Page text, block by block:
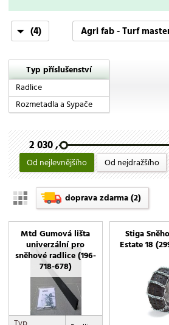
(4) Agri fab - Turf
Typ příslušenství
Radlice
Rozmetadla a Sypače
2 030 ,-
Od nejlevnějšího Od nejdražšího
doprava zdarma(2)
Mtd Gumová lišta
univerzální pro
sněhové radlice (196-
718-678)
Stiga
Estate 18